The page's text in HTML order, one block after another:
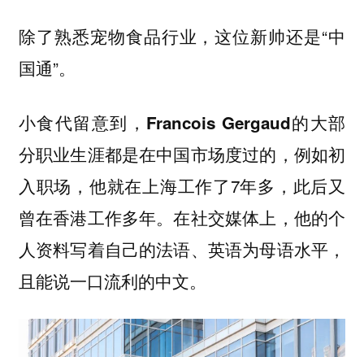
除了熟悉宠物食品行业，这位新帅还是“中
国通”。
小食代留意到， Francois Gergaud的大部
分职业生涯都是在中国市场度过的 ，例如初
入职场，他就在上海工作了7年多，此后又
曾在香港工作多年。在社交媒体上，他的个
人资料写着自己的法语、英语为母语水平，
且能说一口流利的中文。